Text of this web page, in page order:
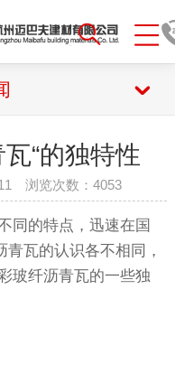
“的独特性
浏览次数：4053
同的特点，迅速在国
青瓦的认识各不相同，
玻纤沥青瓦的一些独